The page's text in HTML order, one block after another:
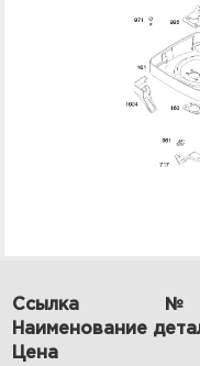
4
Ссылка №
Наименование
Цена